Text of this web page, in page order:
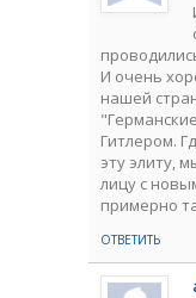
И очень
нашей
Гитлером.
эту элиту,
лицу с
примерно
ОТВЕТИТЬ